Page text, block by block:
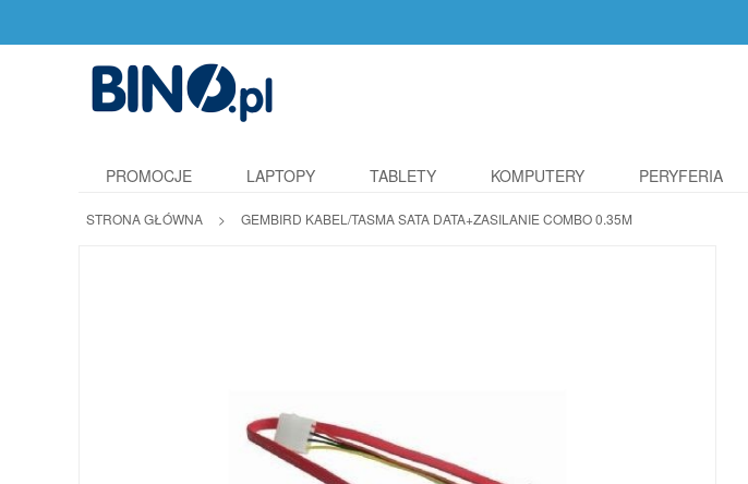
PROMOCJE LAPTOPY TABLETY KOMPUTERY PERYFERIA
STRONA GŁÓWNA > GEMBIRD KABEL/TASMA SATA DATA+ZASILANIE COMBO 0.35M